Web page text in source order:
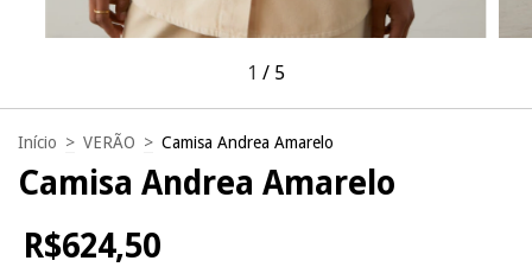
1 / 5
Início > VERÃO > Camisa Andrea Amarelo
Camisa Andrea Amarelo
R$624,50